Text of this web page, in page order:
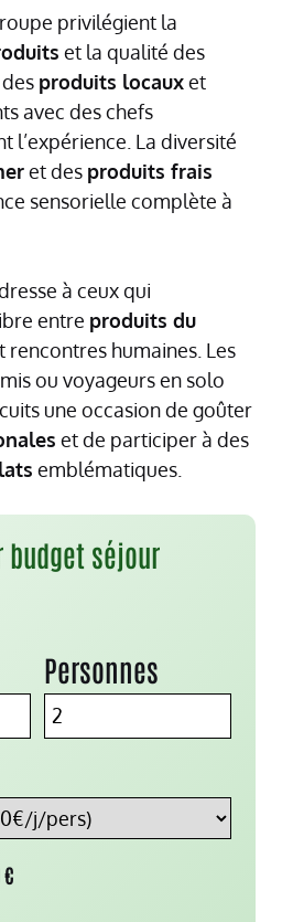
privilégient la
et la qualité des
produits locauxet
avec des chefs
l’expérience. La diversité
et des produits frais
sensorielle complète à
à ceux qui
entre produits du
rencontres humaines. Les
ou voyageurs en solo
une occasion de goûter
et de participer à des
emblématiques.
séjour
Personnes
€